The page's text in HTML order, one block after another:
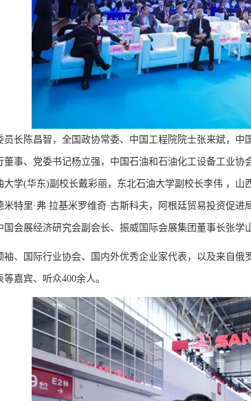
长陈昌智，全国政协常委、中国工程院院士张来斌，
事、党委书记杨立强，中国石油和石油化工设备工业
大学(华东)副校长戴彩丽，东北石油大学副校长李伟 ，
特里·弗 拉基米罗维奇·古斯科夫，阿根廷贸易投资促
会展经济研究会副会长、振威国际会展集团董事长张学
、国际行业协会、国内外优秀企业家代表，以及来自
嘉宾、听众400余人。